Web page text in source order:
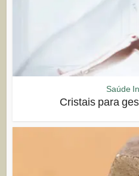
Saúde
Cristais para